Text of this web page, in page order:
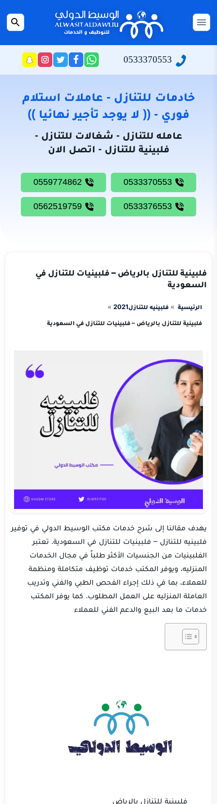
المحتوىالقائمة
الرئيسية
سياسة
من
نحن
خادمات
للتنازل
شغالات
للتنازل
بحث
0533370553
راسلنا
عبر
تابعنا
على
فيسبوك
تابعنا
على
تويتر
تابعنا
على
انستجرام
خادمات للتنازل - عاملات استلام
فوري - (( لا يوجد تأجير نهائيا ))
عامله للتنازل - شغالات للتنازل -
فلبينية للتنازل - اتصل الان
فلبينية للتنازل بالرياض – فلبينيات للتنازل في
السعودية
الرئيسية فلبينيه للتنازل2021
فلبينية للتنازل بالرياض – فلبينيات للتنازل في السعودية
يهدف مقالنا إلى شرح خدمات مكتب الوسيط الدولي في توفير
فلبينيه للتنازل – فلبينيات للتنازل في السعودية. تعتبر
الفلبينيات من الجنسيات الأكثر طلباً في مجال الخدمات
المنزليه، ويوفر المكتب خدمات توظيف متكاملة ومنظمة
للعملاء، بما في ذلك إجراء الفحص الطبي والفني وتدريب
العاملة المنزليه على العمل المطلوب. كما يوفر المكتب
خدمات ما بعد البيع والدعم الفني للعملاء
فلبينية للتنازل بالرياض